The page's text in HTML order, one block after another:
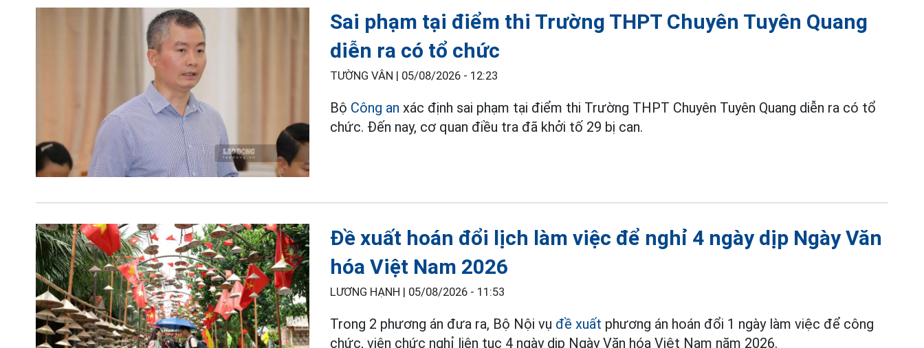
Sai phạm tại điểm thi Trường THPT Chuyên Tuyên Quang
diễn ra có tổ chức
TƯỜNG VÂN | 05/08/2026 - 12:23
Bộ Công an xác định sai phạm tại điểm thi Trường THPT Chuyên Tuyên Quang diễn ra có tổ
chức. Đến nay, cơ quan điều tra đã khởi tố 29 bị can.
Đề xuất hoán đổi lịch làm việc để nghỉ 4 ngày dịp Ngày Văn
hóa Việt Nam 2026
LƯƠNG HẠNH | 05/08/2026 - 11:53
Trong 2 phương án đưa ra, Bộ Nội vụ đề xuất phương án hoán đổi 1 ngày làm việc để công
chức, viên chức nghỉ liên tục 4 ngày dịp Ngày Văn hóa Việt Nam năm 2026.